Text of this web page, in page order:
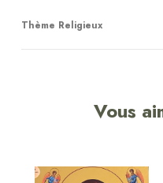
Thème Religieux
Vous